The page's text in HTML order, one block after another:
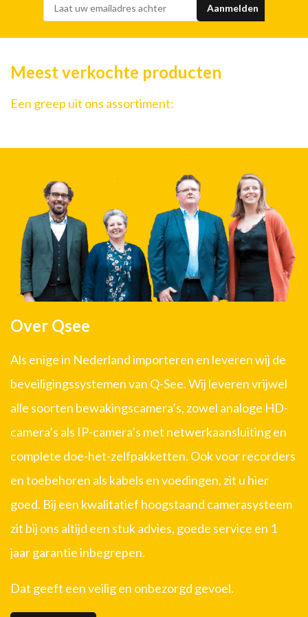
Meest verkochte producten
Een greep uit ons assortiment:
Over Qsee
Als enige in Nederland importeren en leveren wij de
beveiligingssystemen van Q-See. Wij leveren vrijwel
alle soorten bewakingscamera’s, zowel analoge HD-
camera’s als IP-camera’s met netwerkaansluiting en
complete doe-het-zelfpakketten. Ook voor recorders
en toebehoren als kabels en voedingen, zit u hier
goed. Bij een kwalitatief hoogstaand camerasysteem
zit bij ons altijd een stuk advies, goede service en 1
jaar garantie inbegrepen.
Dat geeft een veilig en onbezorgd gevoel.